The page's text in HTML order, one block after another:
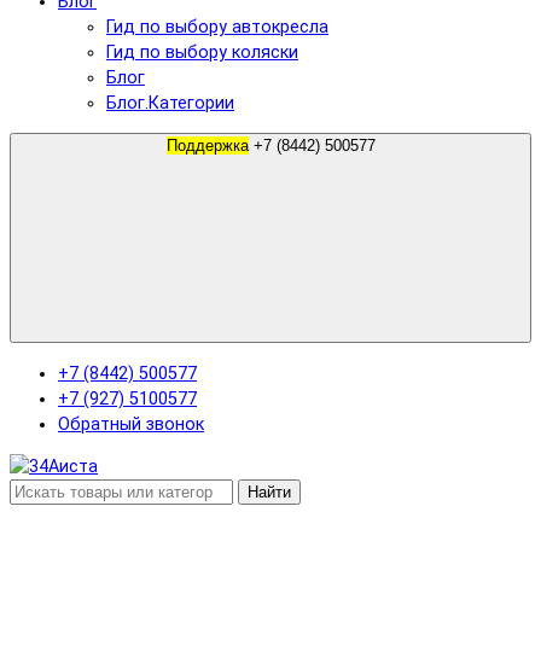
Гид по выбору автокресла
Гид по выбору коляски
Блог
Блог.Категории
Поддержка +7 (8442) 500577
+7 (8442) 500577
+7 (927) 5100577
Обратный звонок
Найти